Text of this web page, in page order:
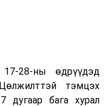
28-ны өдрүүдэд
тэмцэх
дугаар бага хурал